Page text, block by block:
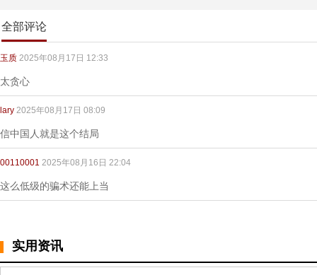
全部评论
玉质 2025年08月17日 12:33
太贪心
lary 2025年08月17日 08:09
信中国人就是这个结局
00110001 2025年08月16日 22:04
这么低级的骗术还能上当
实用资讯